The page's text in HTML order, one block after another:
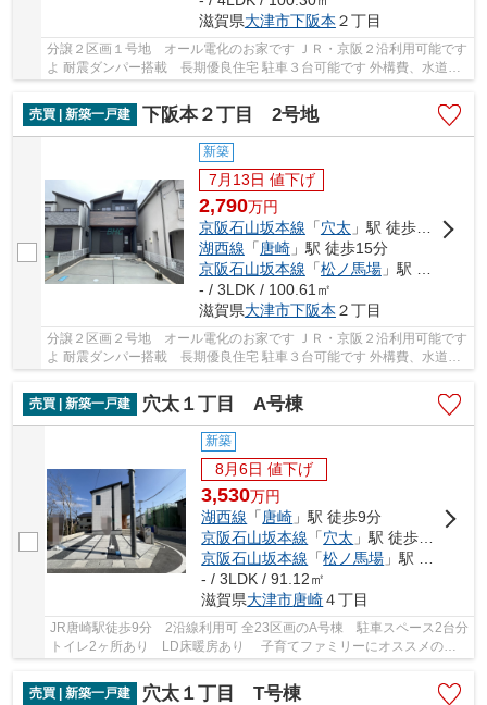
滋賀県大津市下阪本 ２丁目
分譲２区画１号地 オール電化のお家です ＪＲ・京阪２沿利用可能です
よ 耐震ダンパー搭載 長期優良住宅 駐車３台可能です 外構費、水道負
売買 | 新築一戸建
下阪本２丁目 2号地
新築
7月13日 値下げ
2,790万円
京阪石山坂本線 「穴太 」駅 徒歩7分
湖西線 「 唐崎」駅 徒歩15分
京阪石山坂本線 「松ノ馬場」駅 徒歩16分
- / 3LDK / 100.61㎡
滋賀県大津市下阪本 ２丁目
分譲２区画２号地 オール電化のお家です ＪＲ・京阪２沿利用可能です
よ 耐震ダンパー搭載 長期優良住宅 駐車３台可能です 外構費、水道負
担金等込みの価格です
売買 | 新築一戸建
穴太１丁目 A号棟
新築
8月6日 値下げ
3,530万円
湖西線 「 唐崎 」駅 徒歩9分
京阪石山坂本線 「穴太 」駅 徒歩6分
京阪石山坂本線 「松ノ馬場 」駅 徒歩21分
- / 3LDK / 91.12㎡
滋賀県大津市唐崎４丁目
JR唐崎駅徒歩9分 2沿線利用可 全23区画のA号棟 駐車スペース2台分
トイレ2ヶ所あり LD床暖房あり 子育てファミリーにオススメのエ
リアです
売買 | 新築一戸建
穴太１丁目 T号棟